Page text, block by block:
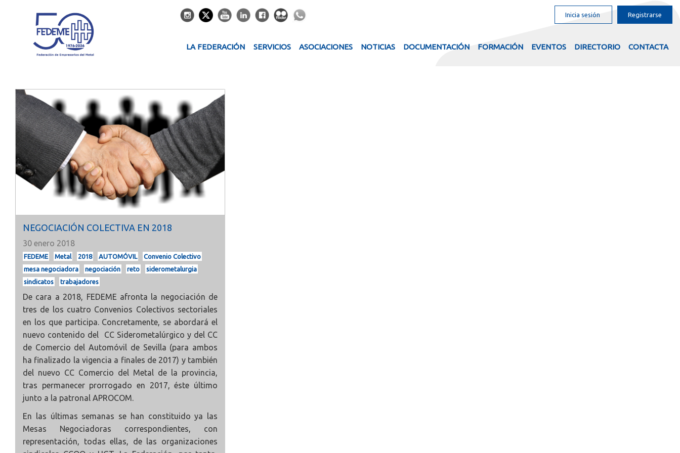
Inicia sesión Registrarse
LA FEDERACIÓN SERVICIOS ASOCIACIONES NOTICIAS DOCUMENTACIÓN FORMACIÓN EVENTOS DIRECTORIO CONTACTA
NEGOCIACIÓN COLECTIVA EN 2018
30 enero 2018
FEDEME Metal 2018 AUTOMÓVIL
Convenio Colectivo
mesa negociadora
negociación reto
siderometalurgia
sindicatos
trabajadores
De cara a 2018, FEDEME afronta la negociación de
tres de los cuatro Convenios Colectivos sectoriales
en los que participa. Concretamente, se abordará el
nuevo contenido del CC Siderometalúrgico y del CC
de Comercio del Automóvil de Sevilla (para ambos
ha finalizado la vigencia a finales de 2017) y también
del nuevo CC Comercio del Metal de la provincia,
tras permanecer prorrogado en 2017, éste último
junto a la patronal APROCOM.
En las últimas semanas se han constituido ya las
Mesas Negociadoras correspondientes, con
representación, todas ellas, de las organizaciones